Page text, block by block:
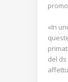
«In
del